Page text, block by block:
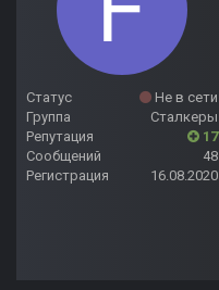
Статус
Не в сети
Группа
Сталкеры
Репутация
17
Сообщений
48
Регистрация
16.08.2020